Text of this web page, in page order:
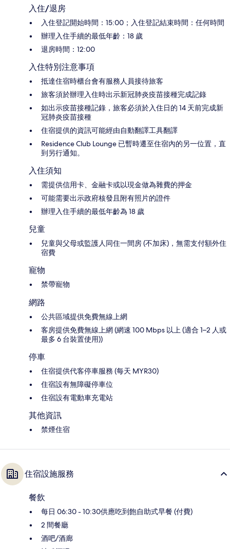
入住/退房
入住登記開始時間：15:00；入住登記結束時間：任何時間
辦理入住手續的最低年齡：18 歲
退房時間：12:00
入住特別注意事項
抵達住宿時櫃台會有服務人員接待旅客
旅客須於辦理入住時出示新冠肺炎疫苗接種完成記錄
如出示疫苗接種記錄，旅客必須於入住日的 14 天前完成新
冠肺炎疫苗接種
住宿提供的資訊可能經由自動翻譯工具翻譯
Residence Club Lounge 已暫時遷至住宿內的另一位置，直
到另行通知。
入住須知
需提供信用卡、金融卡或以現金做為雜費的押金
可能需要出示政府核發且附有照片的證件
辦理入住手續的最低年齡為 18 歲
兒童
兒童與父母或監護人同住一間房 (不加床)，無需支付額外住
宿費
寵物
禁帶寵物
網路
公共區域提供免費無線上網
客房提供免費無線上網 (網速 100 Mbps 以上 (適合 1–2 人或
最多 6 台裝置使用))
停車
住宿提供代客停車服務 (每天 MYR30)
住宿設有無障礙停車位
住宿設有電動車充電站
其他資訊
禁煙住宿
住宿設施服務
餐飲
每日 06:30 - 10:30供應吃到飽自助式早餐 (付費)
2 間餐廳
酒吧/酒廊